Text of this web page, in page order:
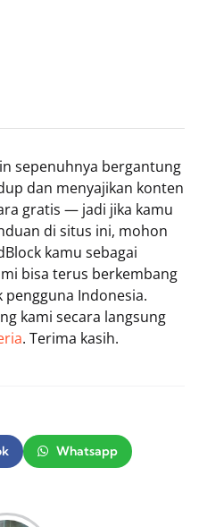
sepenuhnya bergantung
dan menyajikan konten
gratis — jadi jika kamu
di situs ini, mohon
kamu sebagai
bisa terus berkembang
Indonesia.
kami secara langsung
. Terima kasih.
Whatsapp